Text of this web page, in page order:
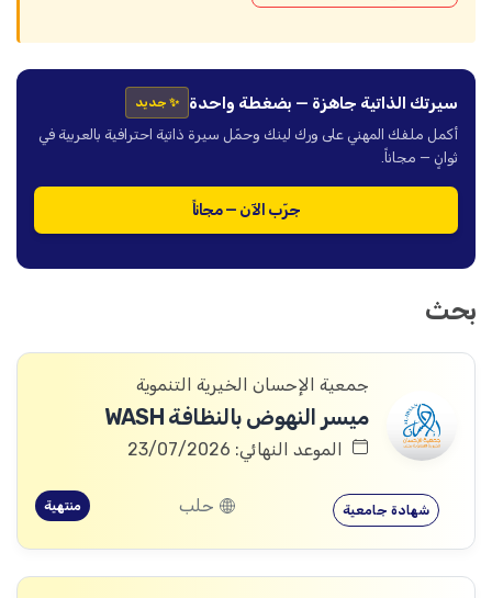
سيرتك الذاتية جاهزة — بضغطة واحدة ✨ جديد
أكمل ملفك المهني على ورك لينك وحمّل سيرة ذاتية احترافية بالعربية في
ثوانٍ — مجاناً.
جرّب الآن — مجاناً
بحث
جمعية الإحسان الخيرية التنموية
ميسر النهوض بالنظافة WASH
الموعد النهائي: 23/07/2026
شهادة جامعية حلب منتهية